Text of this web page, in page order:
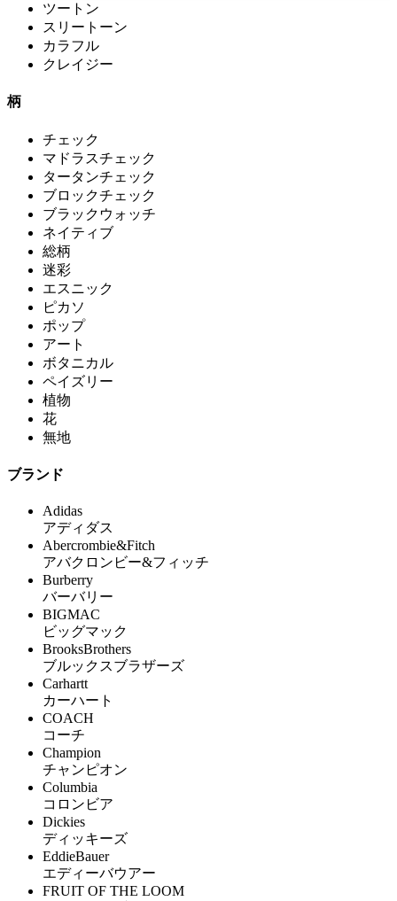
ツートン
スリートーン
カラフル
クレイジー
柄
チェック
マドラスチェック
タータンチェック
ブロックチェック
ブラックウォッチ
ネイティブ
総柄
迷彩
エスニック
ピカソ
ポップ
アート
ボタニカル
ペイズリー
植物
花
無地
ブランド
Adidas
アディダス
Abercrombie&Fitch
アバクロンビー&フィッチ
Burberry
バーバリー
BIGMAC
ビッグマック
BrooksBrothers
ブルックスブラザーズ
Carhartt
カーハート
COACH
コーチ
Champion
チャンピオン
Columbia
コロンビア
Dickies
ディッキーズ
EddieBauer
エディーバウアー
FRUIT OF THE LOOM